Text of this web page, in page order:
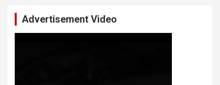
Advertisement Video